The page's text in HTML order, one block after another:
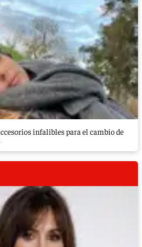
infalibles para el cambio de